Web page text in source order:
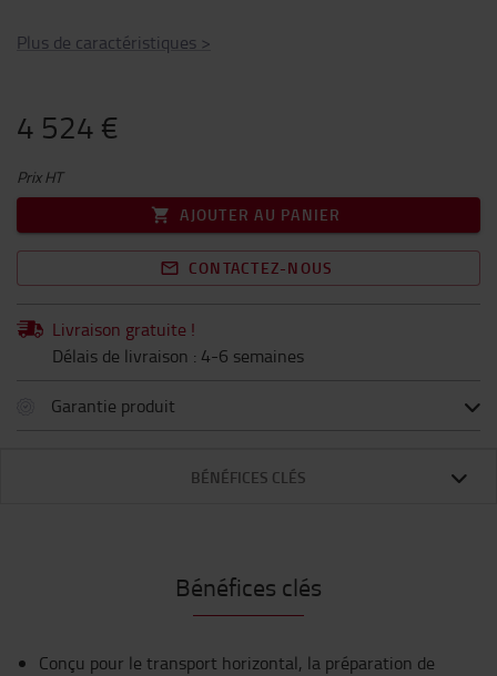
Plus de caractéristiques >
4 524 €
Prix HT
AJOUTER AU PANIER
CONTACTEZ-NOUS
Livraison gratuite !
Délais de livraison : 4-6 semaines
Garantie produit
BÉNÉFICES CLÉS
Bénéfices clés
Conçu pour le transport horizontal, la préparation de